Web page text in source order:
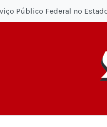
Público Federal no